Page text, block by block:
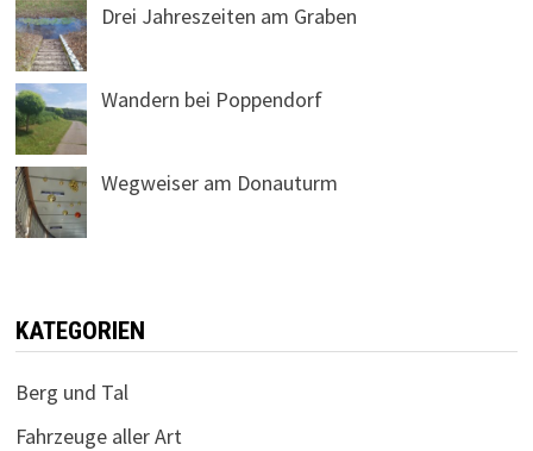
Drei Jahreszeiten am Graben
Wandern bei Poppendorf
Wegweiser am Donauturm
KATEGORIEN
Berg und Tal
Fahrzeuge aller Art